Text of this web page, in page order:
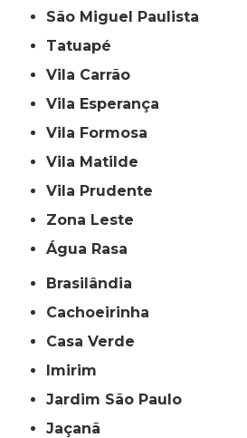
São Miguel Paulista
Tatuapé
Vila Carrão
Vila Esperança
Vila Formosa
Vila Matilde
Vila Prudente
Zona Leste
Água Rasa
Brasilândia
Cachoeirinha
Casa Verde
Imirim
Jardim São Paulo
Jaçanã